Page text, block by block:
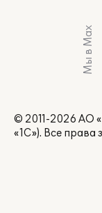
Мы в Max
© 2011-2026 АО
«1С»). Все